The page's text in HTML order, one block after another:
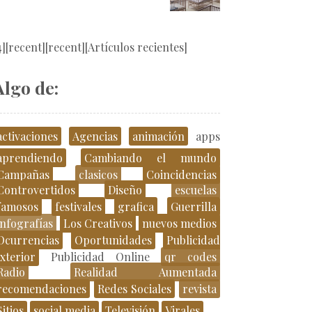
recientes]
de:
Agencias animación
apps
Cambiando el mundo
clasicos
Coincidencias
Diseño
escuelas
festivales grafica
Guerrilla
Los Creativos
nuevos medios
Oportunidades
Publicidad
Publicidad Online
qr codes
Realidad Aumentada
Redes Sociales
revista